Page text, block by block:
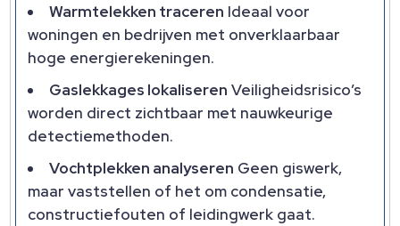
Warmtelekken traceren Ideaal voor
woningen en bedrijven met onverklaarbaar
hoge energierekeningen.
Gaslekkages lokaliseren Veiligheidsrisico’s
worden direct zichtbaar met nauwkeurige
detectiemethoden.
Vochtplekken analyseren Geen giswerk,
maar vaststellen of het om condensatie,
constructiefouten of leidingwerk gaat.